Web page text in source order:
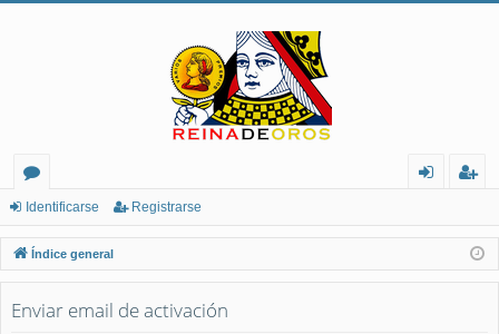
or
os
nt
ifi
ist
ra
Identificarse Registrarse
Índice general
Enviar email de activación